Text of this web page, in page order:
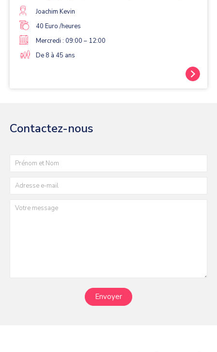
ce jour, ainsi que toutes opérations dépendantes,
annexes ou s'y rattachant De plus l'associations propose
des ateliers D'écriture et de préparation de projet par le
biais de plusieurs municipalité tel que Massy et Ris-
Orangis et prochainement dans le département des haut
de seines
Joachim Kevin
40 Euro /heures
Mercredi : 09:00 – 12:00
De 8 à 45 ans
Contactez-nous
Envoyer